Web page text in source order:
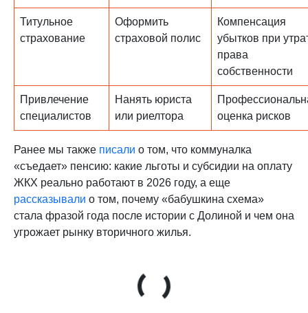
Титульное
страхование
Оформить
страховой полис
Компенсация
убытков при
права
собственности
Привлечение
специалистов
Нанять юриста
или риелтора
оценка рисков
Ранее мы также писали о том, что коммуналка
«съедает» пенсию: какие льготы и субсидии на оплату
ЖКХ реально работают в 2026 году, а еще
рассказывали о том, почему «бабушкина схема»
стала фразой года после истории с Долиной и чем она
угрожает рынку вторичного жилья.